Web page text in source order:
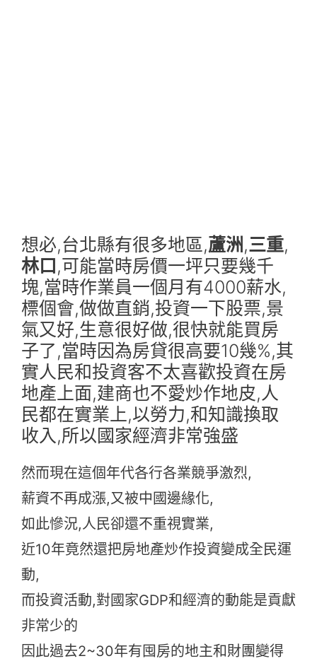
想必,台北縣有很多地區,蘆洲,三重,
林口 ,可能當時房價一坪只要幾千
塊,當時作業員一個月有4000薪水,
標個會,做做直銷,投資一下股票,景
氣又好,生意很好做,很快就能買房
子了,當時因為房貸很高要10幾%,其
實人民和投資客不太喜歡投資在房
地產上面,建商也不愛炒作地皮,人
民都在實業上,以勞力,和知識換取
收入,所以國家經濟非常強盛
然而現在這個年代各行各業競爭激烈,
薪資不再成漲,又被中國邊緣化,
如此慘況,人民卻還不重視實業,
近10年竟然還把房地產炒作投資變成全民運
動,
而投資活動,對國家GDP和經濟的動能是貢獻
非常少的
因此過去2~30年有囤房的地主和財團變得